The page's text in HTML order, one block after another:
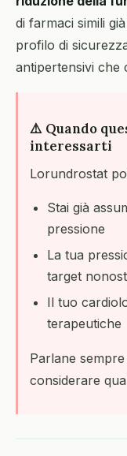
di farmaci simili
profilo di
antipertensivi che
⚠️ Quando
interessarti
Lorundrostat
Stai già
pressione
La tua
target
Il tuo
terapeutiche
Parlane
considerare